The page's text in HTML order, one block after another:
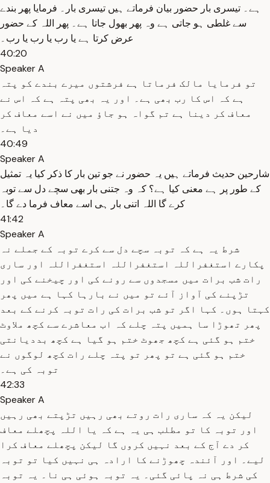
ہے۔ تیسری بار حضور بیان فرماتے ہیں تیسری بار۔ فرمایا پھر بندے
سے غلطی ہو جاتی ہے وہ پھر بھول جاتا ہے۔ پھر اللہ کے حضور
عرض کرتا ہے یا رب یا رب یا رب۔
40:20
Speaker A
تو فرمایا مالک فرماتا ہے فرشتوں میرے بندے کو پتہ
ہے کہ اس کا رب بھی ہے۔ اور یہ بھی پتہ ہے کہ اس نے
معاف کر دینا ہے تم گواہ ہو جاؤ میں نے اسے معاف کر
دیا ہے۔
40:49
Speaker A
شارحین حدیث فرماتے ہیں یہ حضور نے جو تین بار کا ذکر کیا یہ تمثیل
کے طور پر ہے معنی کیا ہے؟ کہ وہ جتنی بار بھی سچے دل سے توبہ
کرے گا اللہ اتنی بار ہی اسے معاف فرما دے گا۔
41:42
Speaker A
شرط یہ ہے کہ توبہ سچے دل سے کرے توبہ کے جملے نہ
پکارے استغفراللہ استغفراللہ استغفراللہ اور ساری
رات شب برات میں مسجدوں سے رونے کی اور چیخنے کی اور
تڑپنے کی آواز آئے تو میں نے بارہا کہا ہے میں پھر
کہتا ہوں۔ کہا اگر تو شب برات کی رات توبہ کرنے کے بعد
پھر تھوڑا سا ہمیں پتہ چلے کہ اب معاشرے سے کچھ ملاوٹ
ختم ہو گئی ہے کچھ جھوٹ ختم ہو گیا ہے کچھ بددیانتی
ختم ہو گئی ہے تو پھر تو پتہ چلے رات کچھ لوگوں نے
توبہ کی ہے۔
42:33
Speaker A
لیکن یہ کہ ساری رات روتے بھی رہیں تڑپتے بھی رہیں
اور توبہ کا تو مطلب ہی یہ ہے کہ یا اللہ پچھلے معاف
کر دے آج کے بعد نہیں کروں گا لیکن پچھلے معاف کرا
لیے۔ اور آئندہ چھوڑنے کا ارادہ ہی نہیں کیا تو توبہ
کی شرط ہی نہ پائی گئی۔ یہ توبہ ہوئی ہی نا۔ یہ توبہ